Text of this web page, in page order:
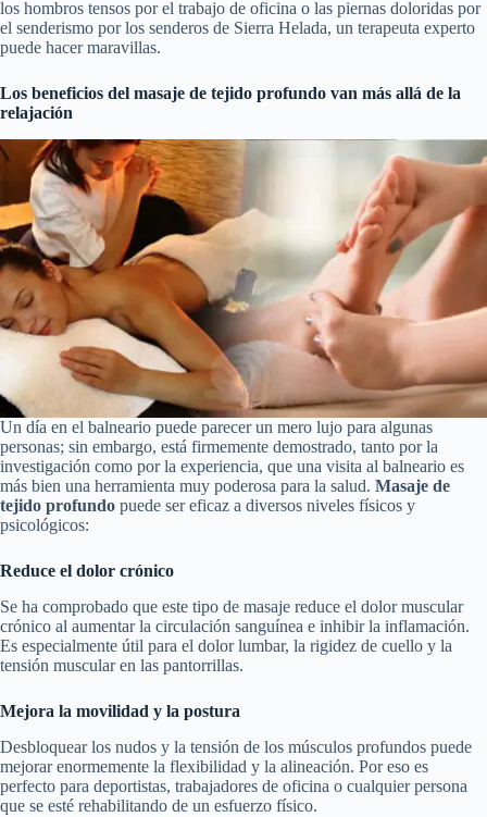
los hombros tensos por el trabajo de oficina o las piernas doloridas por
el senderismo por los senderos de Sierra Helada, un terapeuta experto
puede hacer maravillas.
Los beneficios del masaje de tejido profundo van más allá de la
relajación
Un día en el balneario puede parecer un mero lujo para algunas
personas; sin embargo, está firmemente demostrado, tanto por la
investigación como por la experiencia, que una visita al balneario es
más bien una herramienta muy poderosa para la salud. Masaje de
tejido profundo puede ser eficaz a diversos niveles físicos y
psicológicos:
Reduce el dolor crónico
Se ha comprobado que este tipo de masaje reduce el dolor muscular
crónico al aumentar la circulación sanguínea e inhibir la inflamación.
Es especialmente útil para el dolor lumbar, la rigidez de cuello y la
tensión muscular en las pantorrillas.
Mejora la movilidad y la postura
Desbloquear los nudos y la tensión de los músculos profundos puede
mejorar enormemente la flexibilidad y la alineación. Por eso es
perfecto para deportistas, trabajadores de oficina o cualquier persona
que se esté rehabilitando de un esfuerzo físico.